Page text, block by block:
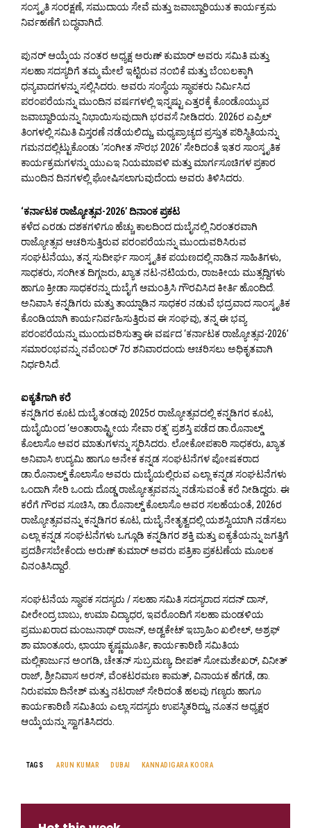
ಸಂಸ್ಕೃತಿ ಸಂರಕ್ಷಣೆ, ಸಮುದಾಯ ಸೇವೆ ಮತ್ತು ಜವಾಬ್ದಾರಿಯುತ ಕಾರ್ಯಕ್ರಮ
ನಿರ್ವಹಣೆಗೆ ಬದ್ಧವಾಗಿದೆ.
ಪುನರ್‌ ಆಯ್ಕೆಯ ನಂತರ ಅಧ್ಯಕ್ಷ ಅರುಣ್ ಕುಮಾರ್ ಅವರು ಸಮಿತಿ ಮತ್ತು
ಸಲಹಾ ಸದಸ್ಯರಿಗೆ ತಮ್ಮ ಮೇಲೆ ಇಟ್ಟಿರುವ ನಂಬಿಕೆ ಮತ್ತು ಬೆಂಬಲಕ್ಕಾಗಿ
ಧನ್ಯವಾದಗಳನ್ನು ಸಲ್ಲಿಸಿದರು. ಅವರು ಸಂಸ್ಥೆಯ ಸ್ಥಾಪಕರು ನಿರ್ಮಿಸಿದ
ಪರಂಪರೆಯನ್ನು ಮುಂದಿನ ವರ್ಷಗಳಲ್ಲಿ ಇನ್ನಷ್ಟು ಎತ್ತರಕ್ಕೆ ಕೊಂಡೊಯ್ಯುವ
ಜವಾಬ್ದಾರಿಯನ್ನು ನಿಭಾಯಿಸುವುದಾಗಿ ಭರವಸೆ ನೀಡಿದರು. 2026ರ ಏಪ್ರಿಲ್
ತಿಂಗಳಲ್ಲಿ ಸಮಿತಿ ವಿಸ್ತರಣೆ ನಡೆಯಲಿದ್ದು, ಮಧ್ಯಪ್ರಾಚ್ಯದ ಪ್ರಸ್ತುತ ಪರಿಸ್ಥಿತಿಯನ್ನು
ಗಮನದಲ್ಲಿಟ್ಟುಕೊಂಡು ‘ಸಂಗೀತ ಸೌರಭ 2026’ ಸೇರಿದಂತೆ ಇತರ ಸಾಂಸ್ಕೃತಿಕ
ಕಾರ್ಯಕ್ರಮಗಳನ್ನು ಯುಎಇ ನಿಯಮಾವಳಿ ಮತ್ತು ಮಾರ್ಗಸೂಚಿಗಳ ಪ್ರಕಾರ
ಮುಂದಿನ ದಿನಗಳಲ್ಲಿ ಘೋಷಿಸಲಾಗುವುದೆಂದು ಅವರು ತಿಳಿಸಿದರು.
‘ಕರ್ನಾಟಕ ರಾಜ್ಯೋತ್ಸವ-2026’ ದಿನಾಂಕ ಪ್ರಕಟ
ಕಳೆದ ಎರಡು ದಶಕಗಳಿಗೂ ಹೆಚ್ಚು ಕಾಲದಿಂದ ದುಬೈನಲ್ಲಿ ನಿರಂತರವಾಗಿ
ರಾಜ್ಯೋತ್ಸವ ಆಚರಿಸುತ್ತಿರುವ ಪರಂಪರೆಯನ್ನು ಮುಂದುವರಿಸಿರುವ
ಸಂಘಟನೆಯು, ತನ್ನ ಸುದೀರ್ಘ ಸಾಂಸ್ಕೃತಿಕ ಪಯಣದಲ್ಲಿ ನಾಡಿನ ಸಾಹಿತಿಗಳು,
ಸಾಧಕರು, ಸಂಗೀತ ದಿಗ್ಗಜರು, ಖ್ಯಾತ ನಟ-ನಟಿಯರು, ರಾಜಕೀಯ ಮುತ್ಸದ್ದಿಗಳು
ಹಾಗೂ ಕ್ರೀಡಾ ಸಾಧಕರನ್ನು ದುಬೈಗೆ ಆಮಂತ್ರಿಸಿ ಗೌರವಿಸಿದ ಕೀರ್ತಿ ಹೊಂದಿದೆ.
ಅನಿವಾಸಿ ಕನ್ನಡಿಗರು ಮತ್ತು ತಾಯ್ನಾಡಿನ ಸಾಧಕರ ನಡುವೆ ಭದ್ರವಾದ ಸಾಂಸ್ಕೃತಿಕ
ಕೊಂಡಿಯಾಗಿ ಕಾರ್ಯನಿರ್ವಹಿಸುತ್ತಿರುವ ಈ ಸಂಘವು, ತನ್ನ ಈ ಭವ್ಯ
ಪರಂಪರೆಯನ್ನು ಮುಂದುವರಿಸುತ್ತಾ ಈ ವರ್ಷದ ‘ಕರ್ನಾಟಕ ರಾಜ್ಯೋತ್ಸವ-2026’
ಸಮಾರಂಭವನ್ನು ನವೆಂಬರ್ 7ರ ಶನಿವಾರದಂದು ಆಚರಿಸಲು ಅಧಿಕೃತವಾಗಿ
ನಿರ್ಧರಿಸಿದೆ.
ಐಕ್ಯತೆಗಾಗಿ ಕರೆ
ಕನ್ನಡಿಗರ ಕೂಟ ದುಬೈ ತಂಡವು 2025ರ ರಾಜ್ಯೋತ್ಸವದಲ್ಲಿ ಕನ್ನಡಿಗರ ಕೂಟ,
ದುಬೈಯಿಂದ ‘ಅಂತಾರಾಷ್ಟ್ರೀಯ ಸೇವಾ ರತ್ನ’ ಪ್ರಶಸ್ತಿ ಪಡೆದ ಡಾ.ರೊನಾಲ್ಡ್
ಕೊಲಾಸೊ ಅವರ ಮಾತುಗಳನ್ನು ಸ್ಮರಿಸಿದರು. ಲೋಕೋಪಕಾರಿ ಸಾಧಕರು, ಖ್ಯಾತ
ಅನಿವಾಸಿ ಉದ್ಯಮಿ ಹಾಗೂ ಅನೇಕ ಕನ್ನಡ ಸಂಘಟನೆಗಳ ಪೋಷಕರಾದ
ಡಾ.ರೊನಾಲ್ಡ್ ಕೊಲಾಸೊ ಅವರು ದುಬೈಯಲ್ಲಿರುವ ಎಲ್ಲಾ ಕನ್ನಡ ಸಂಘಟನೆಗಳು
ಒಂದಾಗಿ ಸೇರಿ ಒಂದು ದೊಡ್ಡ ರಾಜ್ಯೋತ್ಸವವನ್ನು ನಡೆಸುವಂತೆ ಕರೆ ನೀಡಿದ್ದರು. ಈ
ಕರೆಗೆ ಗೌರವ ಸೂಚಿಸಿ, ಡಾ.ರೊನಾಲ್ಡ್ ಕೊಲಾಸೊ ಅವರ ಸಲಹೆಯಂತೆ, 2026ರ
ರಾಜ್ಯೋತ್ಸವವನ್ನು ಕನ್ನಡಿಗರ ಕೂಟ, ದುಬೈ ನೇತೃತ್ವದಲ್ಲಿ ಯಶಸ್ವಿಯಾಗಿ ನಡೆಸಲು
ಎಲ್ಲಾ ಕನ್ನಡ ಸಂಘಟನೆಗಳು ಒಗ್ಗೂಡಿ ಕನ್ನಡಿಗರ ಶಕ್ತಿ ಮತ್ತು ಐಕ್ಯತೆಯನ್ನು ಜಗತ್ತಿಗೆ
ಪ್ರದರ್ಶಿಸಬೇಕೆಂದು ಅರುಣ್ ಕುಮಾರ್ ಅವರು ಪತ್ರಿಕಾ ಪ್ರಕಟಣೆಯ ಮೂಲಕ
ವಿನಂತಿಸಿದ್ದಾರೆ.
ಸಂಘಟನೆಯ ಸ್ಥಾಪಕ ಸದಸ್ಯರು / ಸಲಹಾ ಸಮಿತಿ ಸದಸ್ಯರಾದ ಸದನ್ ದಾಸ್,
ವೀರೇಂದ್ರ ಬಾಬು, ಉಮಾ ವಿದ್ಯಾಧರ, ಇವರೊಂದಿಗೆ ಸಲಹಾ ಮಂಡಳಿಯ
ಪ್ರಮುಖರಾದ ಮಂಜುನಾಥ್ ರಾಜನ್, ಅಡ್ವಕೇಟ್ ಇಬ್ರಾಹಿಂ ಖಲೀಲ್, ಅಶ್ರಫ್
ಶಾ ಮಾಂತೂರು, ಛಾಯಾ ಕೃಷ್ಣಮೂರ್ತಿ, ಕಾರ್ಯಕಾರಿಣಿ ಸಮಿತಿಯ
ಮಲ್ಲಿಕಾರ್ಜುನ ಅಂಗಡಿ, ಚೇತನ್ ಸುಬ್ರಮಣ್ಯ, ದೀಪಕ್ ಸೋಮಶೇಖರ್, ವಿನೀತ್
ರಾಜ್, ಶ್ರೀನಿವಾಸ ಅರಸ್, ವೆಂಕಟರಮಣ ಕಾಮತ್, ವಿನಾಯಕ ಹೆಗಡೆ, ಡಾ.
ನಿರುಪಮಾ ದಿನೇಶ್ ಮತ್ತು ನಟರಾಜ್ ಸೇರಿದಂತೆ ಹಲವು ಗಣ್ಯರು ಹಾಗೂ
ಕಾರ್ಯಕಾರಿಣಿ ಸಮಿತಿಯ ಎಲ್ಲಾ ಸದಸ್ಯರು ಉಪಸ್ಥಿತರಿದ್ದು, ನೂತನ ಅಧ್ಯಕ್ಷರ
ಆಯ್ಕೆಯನ್ನು ಸ್ವಾಗತಿಸಿದರು.
TAGS ARUN KUMAR DUBAI KANNADIGARA KOORA